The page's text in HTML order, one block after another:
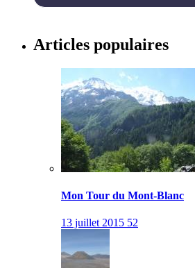
Articles populaires
Mon Tour du Mont-Blanc
13 juillet 2015 52